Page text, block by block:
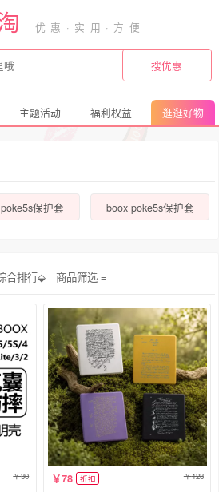
主题活动 福利权益 逛逛好物
保护套 boox poke5s保护套
合排行⬙ 商品筛选
30 78 折扣 128